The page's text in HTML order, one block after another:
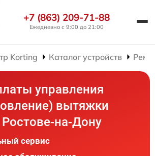
+7 (863) 209-71-88
Ежедневно с 9:00 до 21:00
Korting Каталог устройств
управления
вытяжки
на-Дону
сервис